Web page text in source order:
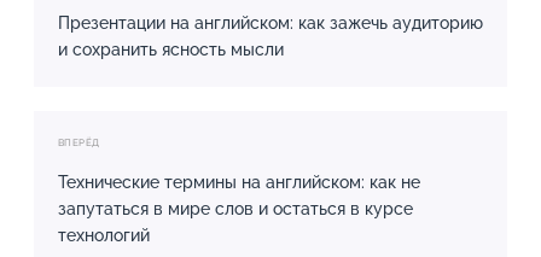
Презентации на английском: как зажечь аудиторию
и сохранить ясность мысли
ВПЕРЁД
Технические термины на английском: как не
запутаться в мире слов и остаться в курсе
технологий